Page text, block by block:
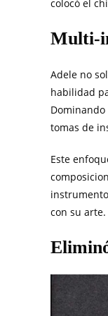
colocó el
Multi-
Adele no
habilidad
tomas de
Este
con su arte.